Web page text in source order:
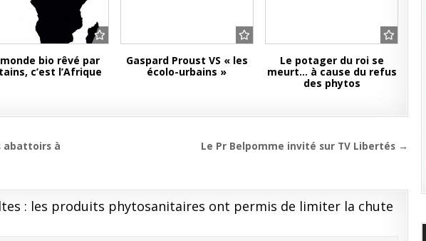
bio rêvé par
c’est l’Afrique
Gaspard Proust VS « les
écolo-urbains »
Le potager du roi se
meurt… à cause du refus
des phytos
Le Pr Belpomme invité sur TV Libertés →
abattoirs à
: les produits phytosanitaires ont permis de limiter la chute